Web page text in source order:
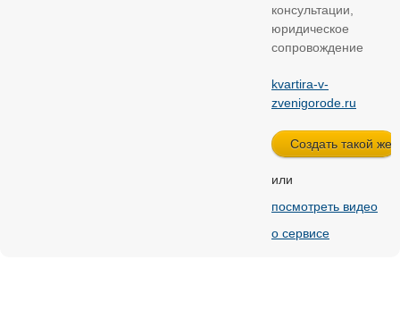
консультации,
юридическое
сопровождение
kvartira-v-
zvenigorode.ru
или
посмотреть видео
о сервисе